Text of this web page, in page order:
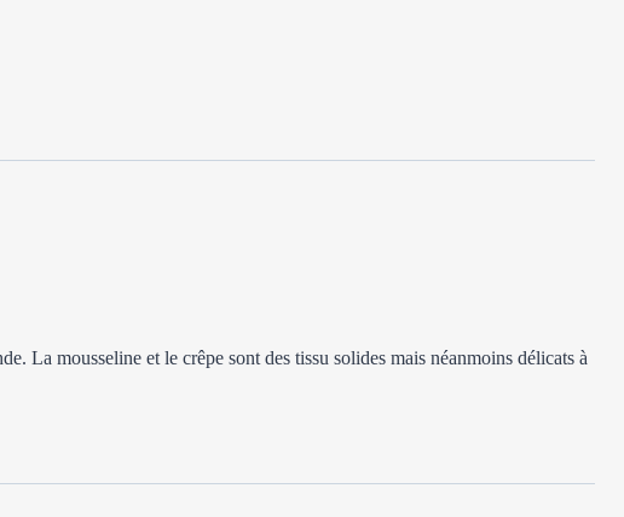
La mousseline et le crêpe sont des tissu solides mais néanmoins délicats à